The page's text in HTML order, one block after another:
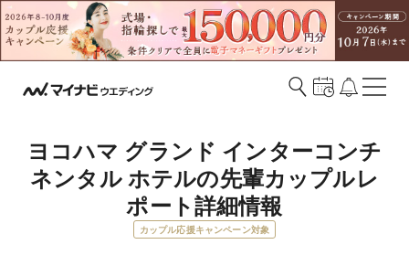
ヨコハマ グランド インターコンチ
ネンタル ホテルの先輩カップルレ
ポート詳細情報
カップル応援キャンペーン対象